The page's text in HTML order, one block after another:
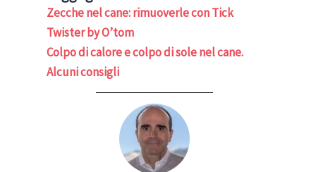
Zecche nel cane: rimuoverle con Tick
Twister by O’tom
Colpo di calore e colpo di sole nel cane.
Alcuni consigli